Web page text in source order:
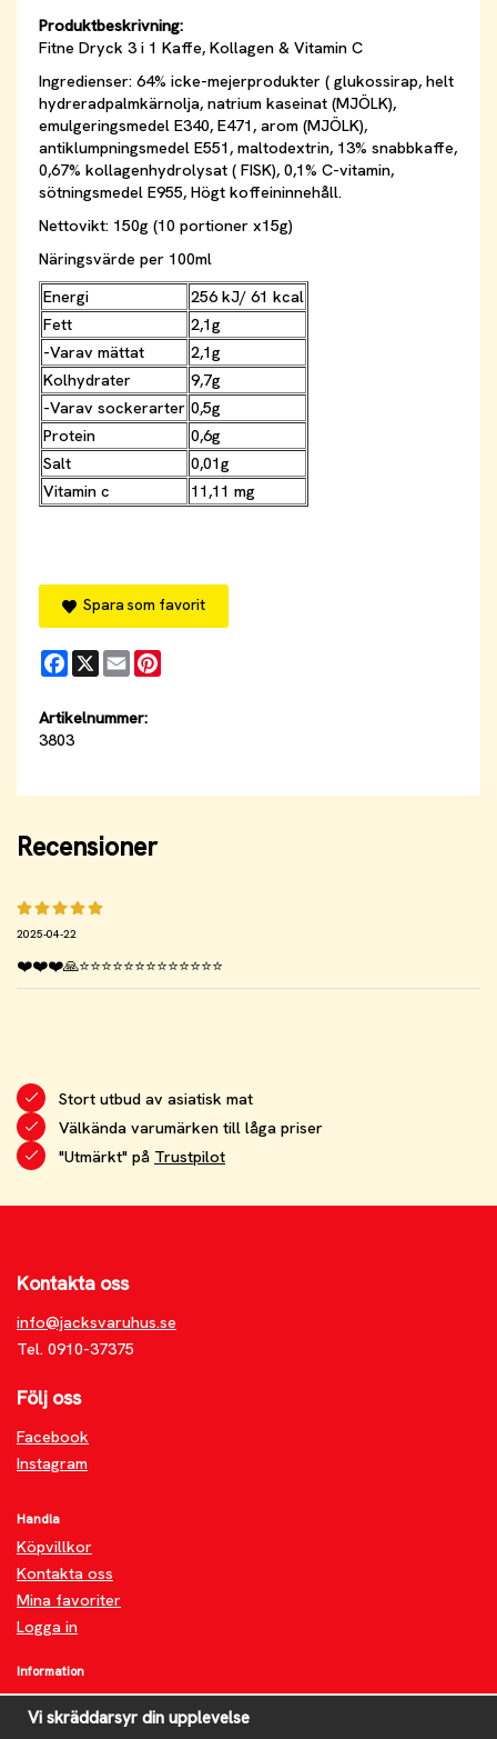
Produktbeskrivning:
Fitne Dryck 3 i 1 Kaffe, Kollagen & Vitamin C
Ingredienser: 64% icke-mejerprodukter ( glukossirap, helt
hydreradpalmkärnolja, natrium kaseinat (MJÖLK),
emulgeringsmedel E340, E471, arom (MJÖLK),
antiklumpningsmedel E551, maltodextrin, 13% snabbkaffe,
0,67% kollagenhydrolysat ( FISK), 0,1% C-vitamin,
sötningsmedel E955, Högt koffeininnehåll.
Nettovikt: 150g (10 portioner x15g)
Näringsvärde per 100ml
Energi
256 kJ/ 61 kcal
Fett
2,1g
-Varav mättat
2,1g
Kolhydrater
9,7g
-Varav sockerarter 0,5g
Protein
0,6g
Salt
0,01g
Vitamin c
11,11 mg
Spara som favorit
Facebook
X Email
Artikelnummer:
3803
Recensioner
2025-04-22
❤️❤️❤️🙏⭐️⭐️⭐️⭐️⭐️⭐️⭐️⭐️⭐️⭐️⭐️⭐️⭐️
Stort utbud av asiatisk mat
Välkända varumärken till låga priser
"Utmärkt" på Trustpilot
Kontakta oss
info@jacksvaruhus.se
Tel. 0910-37375
Följ oss
Facebook
Instagram
Handla
Köpvillkor
Kontakta oss
Mina favoriter
Logga in
Information
Om oss
FAQ
Vi skräddarsyr din upplevelse